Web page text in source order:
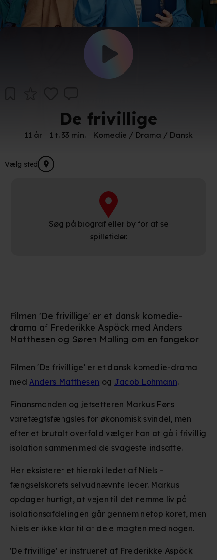
De frivillige
11 år 1 t. 33 min. Komedie / Drama / Dansk
Vælg sted
Søg på biograf eller by for at se
spilletider.
Filmen 'De frivillige' er et dansk komedie-
drama af Frederikke Aspöck med Anders
Matthesen og Søren Malling om en fangekor
Filmen 'De frivillige' er et dansk komedie-drama
medAnders Matthesen og Jacob Lohmann.
Finansmanden og jetsetteren Markus Føns
varetægtsfængsles for økonomisk svindel, men
efter et brutalt overfald vælger han at gå i frivillig
isolation sammen med de svageste indsatte.
Her eksisterer et hieraki ledet af Niels -
fængselskorets selvudnævnte leder. Markus
opdager hurtigt, at vejen til det nemme liv på
isolationsafdelingen går gennem netop koret, men
Niels er ikke klar til at dele magten med nogen.
'De frivillige' er instrueret af Frederikke Aspöck